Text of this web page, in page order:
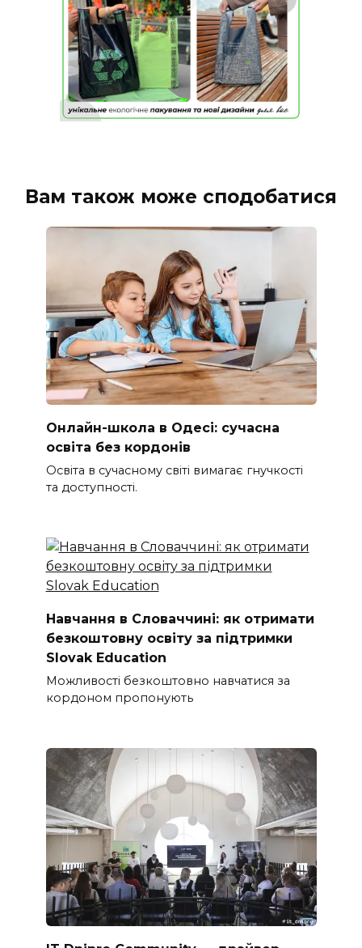
Вам також може сподобатися
Онлайн-школа в Одесі: сучасна
освіта без кордонів
Освіта в сучасному світі вимагає гнучкості
та доступності.
Навчання в Словаччині: як отримати
безкоштовну освіту за підтримки
Slovak Education
Можливості безкоштовно навчатися за
кордоном пропонують